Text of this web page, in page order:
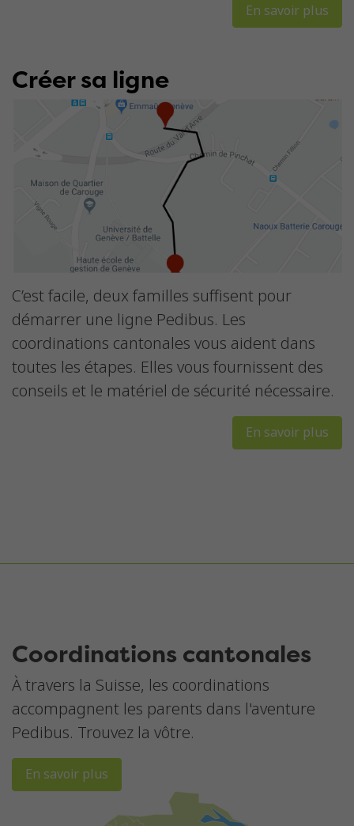
En savoir plus
Créer sa ligne
C’est facile, deux familles suffisent pour
démarrer une ligne Pedibus. Les
coordinations cantonales vous aident dans
toutes les étapes. Elles vous fournissent des
conseils et le matériel de sécurité nécessaire.
En savoir plus
Coordinations cantonales
À travers la Suisse, les coordinations
accompagnent les parents dans l'aventure
Pedibus. Trouvez la vôtre.
En savoir plus